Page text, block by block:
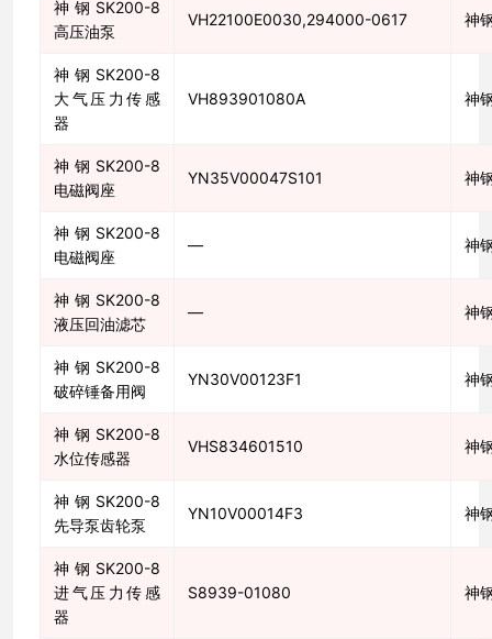
神钢SK200-8
高压油泵
VH22100E0030,294000-0617 神
神钢SK200-8
大气压力传感
器
VH893901080A 神
神钢SK200-8
电磁阀座
YN35V00047S101 神
神钢SK200-8
电磁阀座
— 神
神钢SK200-8
液压回油滤芯
— 神
神钢SK200-8
破碎锤备用阀
YN30V00123F1 神
神钢SK200-8
水位传感器
VHS834601510 神
神钢SK200-8
先导泵齿轮泵
YN10V00014F3 神
神钢SK200-8
进气压力传感
器
S8939-01080 神